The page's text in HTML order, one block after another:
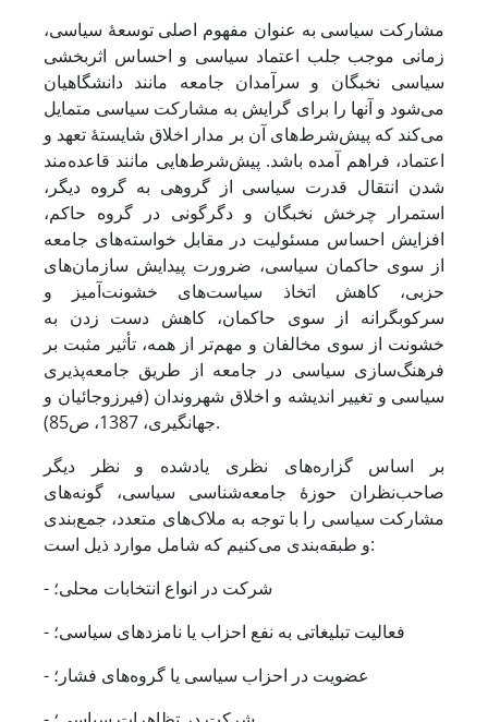
مشارکت سیاسی به عنوان مفهوم اصلی توسعۀ سیاسی،
زمانی موجب جلب اعتماد سیاسی و احساس اثربخشی
سیاسی نخبگان و سرآمدان جامعه مانند دانشگاهیان
می‌شود و آنها را برای گرایش به مشارکت سیاسی متمایل
می‌کند که پیش‌شرط‌های آن بر مدار اخلاق شایستۀ تعهد و
اعتماد، فراهم آمده باشد. پیش‌شرط‌هایی مانند قاعده‌مند
شدن انتقال قدرت سیاسی از گروهی به گروه دیگر،
استمرار چرخش نخبگان و دگرگونی در گروه حاکم،
افزایش احساس مسئولیت در مقابل خواسته‌های جامعه
از سوی حاکمان سیاسی، ضرورت پیدایش سازمان‌های
حزبی، کاهش اتخاذ سیاست‌های خشونت‌آمیز و
سرکوبگرانه از سوی حاکمان، کاهش دست زدن به
خشونت از سوی مخالفان و مهم‌تر از همه، تأثیر مثبت بر
فرهنگ‌سازی سیاسی در جامعه از طریق جامعه‌پذیری‌
سیاسی و تغییر اندیشه و اخلاق شهروندان (فیرزوجائیان و
جهانگیری، 1387، ص85).
بر اساس گزاره‌های نظری یادشده و نظر دیگر
صاحب‌نظران حوزۀ جامعه‌شناسی سیاسی، گونه‌های
مشارکت سیاسی را با توجه به ملاک‌های متعدد، جمع‌بندی
و طبقه‌بندی می‌کنیم که شامل موارد ذیل است:
- شرکت در انواع انتخابات محلی؛
- فعالیت تبلیغاتی به نفع احزاب یا نامزدهای سیاسی؛
- عضویت در احزاب سیاسی یا گروه‌های فشار؛